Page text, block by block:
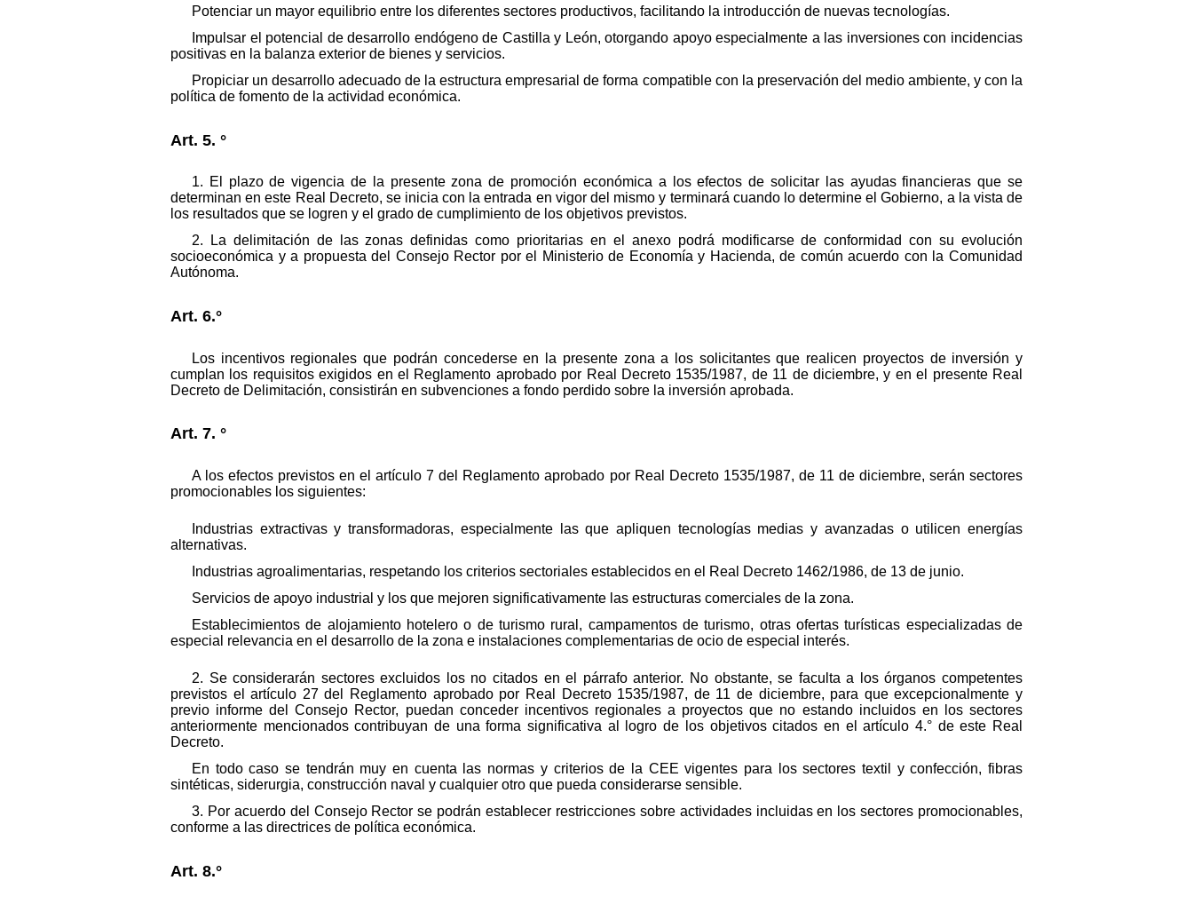
Potenciar un mayor equilibrio entre los diferentes sectores productivos, facilitando la introducción de nuevas tecnologías.
Impulsar el potencial de desarrollo endógeno de Castilla y León, otorgando apoyo especialmente a las inversiones con incidencias
positivas en la balanza exterior de bienes y servicios.
Propiciar un desarrollo adecuado de la estructura empresarial de forma compatible con la preservación del medio ambiente, y con la
política de fomento de la actividad económica.
Art. 5. °
1. El plazo de vigencia de la presente zona de promoción económica a los efectos de solicitar las ayudas financieras que se
determinan en este Real Decreto, se inicia con la entrada en vigor del mismo y terminará cuando lo determine el Gobierno, a la vista de
los resultados que se logren y el grado de cumplimiento de los objetivos previstos.
2. La delimitación de las zonas definidas como prioritarias en el anexo podrá modificarse de conformidad con su evolución
socioeconómica y a propuesta del Consejo Rector por el Ministerio de Economía y Hacienda, de común acuerdo con la Comunidad
Autónoma.
Art. 6.°
Los incentivos regionales que podrán concederse en la presente zona a los solicitantes que realicen proyectos de inversión y
cumplan los requisitos exigidos en el Reglamento aprobado por Real Decreto 1535/1987, de 11 de diciembre, y en el presente Real
Decreto de Delimitación, consistirán en subvenciones a fondo perdido sobre la inversión aprobada.
Art. 7. °
A los efectos previstos en el artículo 7 del Reglamento aprobado por Real Decreto 1535/1987, de 11 de diciembre, serán sectores
promocionables los siguientes:
Industrias extractivas y transformadoras, especialmente las que apliquen tecnologías medias y avanzadas o utilicen energías
alternativas.
Industrias agroalimentarias, respetando los criterios sectoriales establecidos en el Real Decreto 1462/1986, de 13 de junio.
Servicios de apoyo industrial y los que mejoren significativamente las estructuras comerciales de la zona.
Establecimientos de alojamiento hotelero o de turismo rural, campamentos de turismo, otras ofertas turísticas especializadas de
especial relevancia en el desarrollo de la zona e instalaciones complementarias de ocio de especial interés.
2. Se considerarán sectores excluidos los no citados en el párrafo anterior. No obstante, se faculta a los órganos competentes
previstos el artículo 27 del Reglamento aprobado por Real Decreto 1535/1987, de 11 de diciembre, para que excepcionalmente y
previo informe del Consejo Rector, puedan conceder incentivos regionales a proyectos que no estando incluidos en los sectores
anteriormente mencionados contribuyan de una forma significativa al logro de los objetivos citados en el artículo 4.° de este Real
Decreto.
En todo caso se tendrán muy en cuenta las normas y criterios de la CEE vigentes para los sectores textil y confección, fibras
sintéticas, siderurgia, construcción naval y cualquier otro que pueda considerarse sensible.
3. Por acuerdo del Consejo Rector se podrán establecer restricciones sobre actividades incluidas en los sectores promocionables,
conforme a las directrices de política económica.
Art. 8.°